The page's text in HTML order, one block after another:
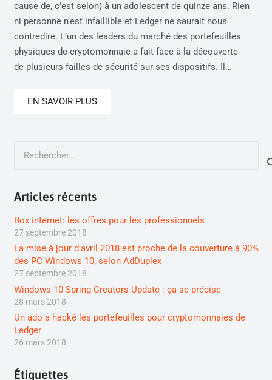
cause de, c’est selon) à un adolescent de quinze ans. Rien
ni personne n’est infaillible et Ledger ne saurait nous
contredire. L’un des leaders du marché des portefeuilles
physiques de cryptomonnaie a fait face à la découverte
de plusieurs failles de sécurité sur ses dispositifs. Il…
EN SAVOIR PLUS
Articles récents
Box internet: les offres pour les professionnels
27 septembre 2018
La mise à jour d’avril 2018 est proche de la couverture à 90%
des PC Windows 10, selon AdDuplex
27 septembre 2018
Windows 10 Spring Creators Update : ça se précise
28 mars 2018
Un ado a hacké les portefeuilles pour cryptomonnaies de
Ledger
26 mars 2018
Étiquettes